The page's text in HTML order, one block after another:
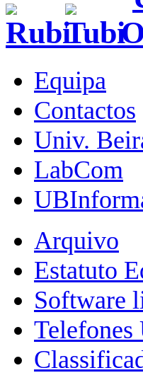
Equipa
Contactos
Univ.
LabCom
Arquivo
Estatuto
Software
Telefones